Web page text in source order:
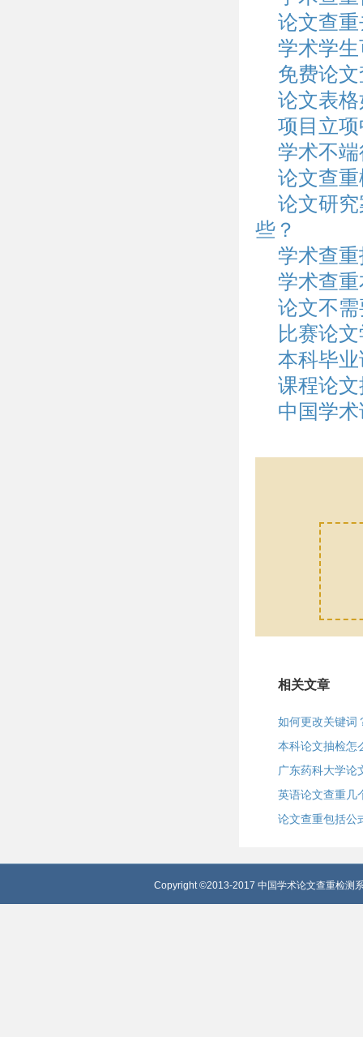
论文查
学术学
免费论
论文表
项目立
学术不
论文查
论文研
些？
学术查
学术查
论文不
比赛论
本科毕
课程论
中国学
相关文章
如何更改关键词
本科论文抽检怎
广东药科大学论
英语论文查重几
论文查重包括公
Copyright ©2013-2017 中国学术论文查重检